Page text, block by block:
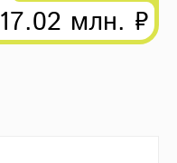
17.02 млн. ₽